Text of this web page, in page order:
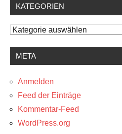
KATEGORIEN
Kategorien
META
Anmelden
Feed der Einträge
Kommentar-Feed
WordPress.org